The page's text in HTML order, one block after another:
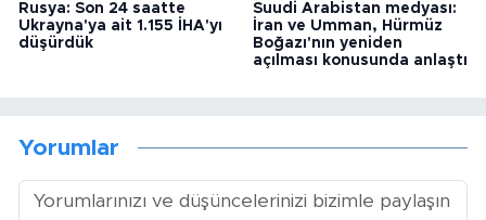
Rusya: Son 24 saatte
Ukrayna'ya ait 1.155 İHA'yı
düşürdük
Suudi Arabistan medyası:
İran ve Umman, Hürmüz
Boğazı'nın yeniden
açılması konusunda anlaştı
Yorumlar